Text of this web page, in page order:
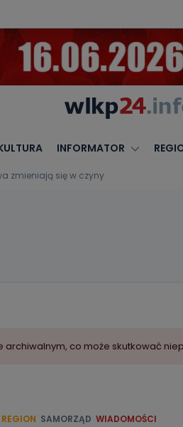
INFORMATOR
zmieniają się w czyny
archiwalnym, co może skutkować
REGION SAMORZĄD WIADOMOŚCI